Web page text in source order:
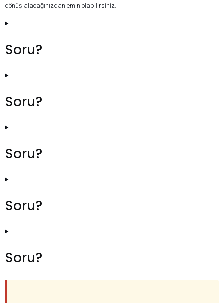
dönüş alacağınızdan emin olabilirsiniz.
Soru?
Soru?
Soru?
Soru?
Soru?